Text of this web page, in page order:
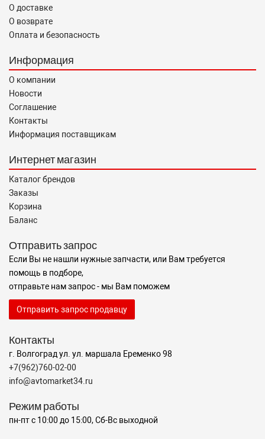
О доставке
О возврате
Оплата и безопасность
Информация
О компании
Новости
Соглашение
Контакты
Информация поставщикам
Интернет магазин
Каталог брендов
Заказы
Корзина
Баланс
Отправить запрос
Если Вы не нашли нужные запчасти, или Вам требуется
помощь в подборе,
отправьте нам запрос - мы Вам поможем
Отправить запрос продавцу
Контакты
г. Волгоград ул. ул. маршала Еременко 98
+7(962)760-02-00
info@avtomarket34.ru
Режим работы
пн-пт с 10:00 до 15:00, Сб-Вс выходной